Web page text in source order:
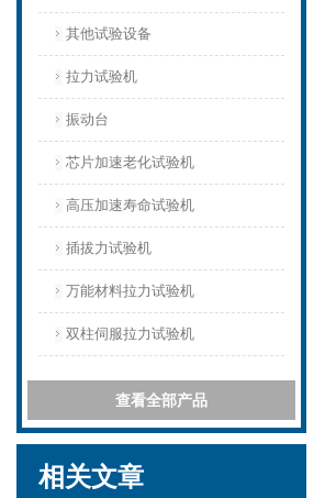
其他试验设备
拉力试验机
振动台
芯片加速老化试验机
高压加速寿命试验机
插拔力试验机
万能材料拉力试验机
双柱伺服拉力试验机
查看全部产品
相关文章